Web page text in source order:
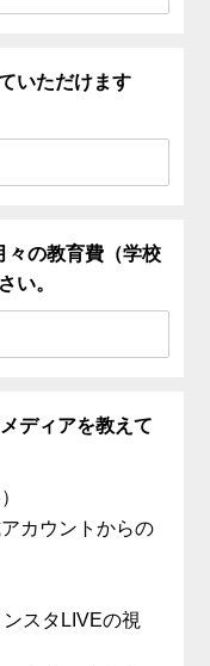
いただけます
々の教育費（学校
い。
ディアを教えて
カウントからの
スタLIVEの視